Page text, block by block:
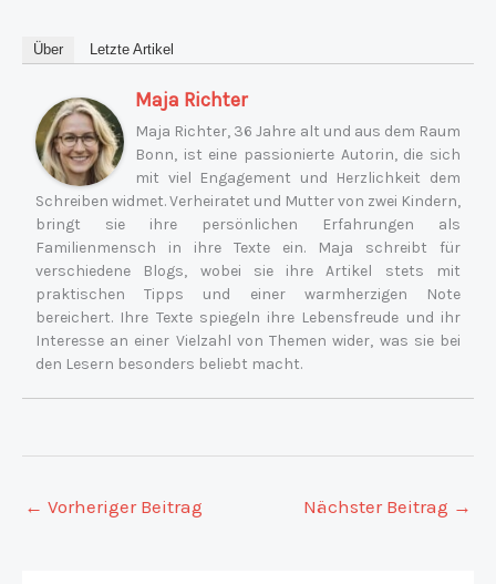
Über Letzte Artikel
Maja Richter
Maja Richter, 36 Jahre alt und aus dem Raum
Bonn, ist eine passionierte Autorin, die sich
mit viel Engagement und Herzlichkeit dem
Schreiben widmet. Verheiratet und Mutter von zwei Kindern,
bringt sie ihre persönlichen Erfahrungen als
Familienmensch in ihre Texte ein. Maja schreibt für
verschiedene Blogs, wobei sie ihre Artikel stets mit
praktischen Tipps und einer warmherzigen Note
bereichert. Ihre Texte spiegeln ihre Lebensfreude und ihr
Interesse an einer Vielzahl von Themen wider, was sie bei
den Lesern besonders beliebt macht.
← Vorheriger Beitrag Nächster Beitrag →